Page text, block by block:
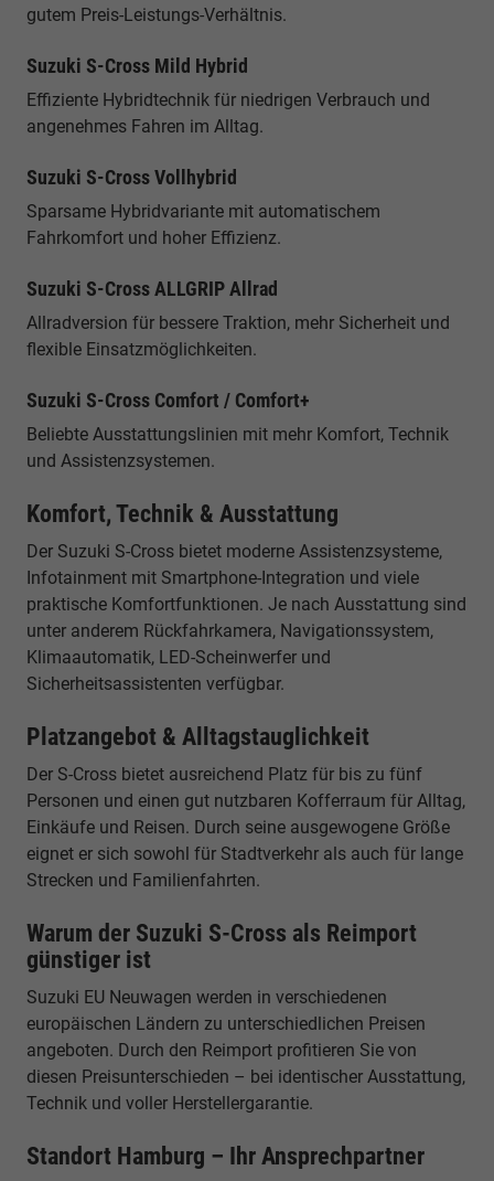
gutem Preis-Leistungs-Verhältnis.
Suzuki S-Cross Mild Hybrid
Effiziente Hybridtechnik für niedrigen Verbrauch und
angenehmes Fahren im Alltag.
Suzuki S-Cross Vollhybrid
Sparsame Hybridvariante mit automatischem
Fahrkomfort und hoher Effizienz.
Suzuki S-Cross ALLGRIP Allrad
Allradversion für bessere Traktion, mehr Sicherheit und
flexible Einsatzmöglichkeiten.
Suzuki S-Cross Comfort / Comfort+
Beliebte Ausstattungslinien mit mehr Komfort, Technik
und Assistenzsystemen.
Komfort, Technik & Ausstattung
Der Suzuki S-Cross bietet moderne Assistenzsysteme,
Infotainment mit Smartphone-Integration und viele
praktische Komfortfunktionen. Je nach Ausstattung sind
unter anderem Rückfahrkamera, Navigationssystem,
Klimaautomatik, LED-Scheinwerfer und
Sicherheitsassistenten verfügbar.
Platzangebot & Alltagstauglichkeit
Der S-Cross bietet ausreichend Platz für bis zu fünf
Personen und einen gut nutzbaren Kofferraum für Alltag,
Einkäufe und Reisen. Durch seine ausgewogene Größe
eignet er sich sowohl für Stadtverkehr als auch für lange
Strecken und Familienfahrten.
Warum der Suzuki S-Cross als Reimport
günstiger ist
Suzuki EU Neuwagen werden in verschiedenen
europäischen Ländern zu unterschiedlichen Preisen
angeboten. Durch den Reimport profitieren Sie von
diesen Preisunterschieden – bei identischer Ausstattung,
Technik und voller Herstellergarantie.
Standort Hamburg – Ihr Ansprechpartner